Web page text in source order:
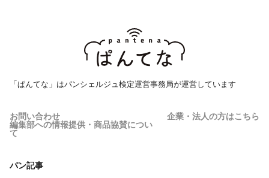
「ぱんてな」はパンシェルジュ検定運営事務局が運営しています
お問い合わせ 企業・法人の方はこちら
編集部への情報提供・商品協賛につい
て
パン記事